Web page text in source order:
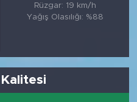
Rüzgar: 19 km/h
Yağış Olasılığı: %88
Kalitesi